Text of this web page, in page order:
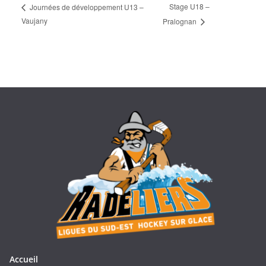
Journées de développement U13 –
Vaujany
Stage U18 –
Pralognan
Accueil